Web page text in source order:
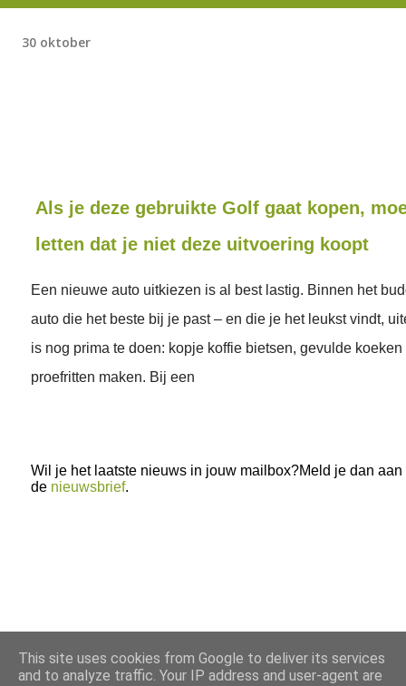
30 oktober
Als je deze gebruikte Golf gaat kopen,
letten dat je niet deze uitvoering koopt
Een nieuwe auto uitkiezen is al best lastig. Binnen het
auto die het beste bij je past – en die je het leukst vindt,
is nog prima te doen: kopje koffie bietsen, gevulde
proefritten maken. Bij een
Wil je het laatste nieuws in jouw mailbox?Meld je dan aan
de nieuwsbrief.
This site uses cookies from Google to deliver its services
and to analyze traffic. Your IP address and user-agent are